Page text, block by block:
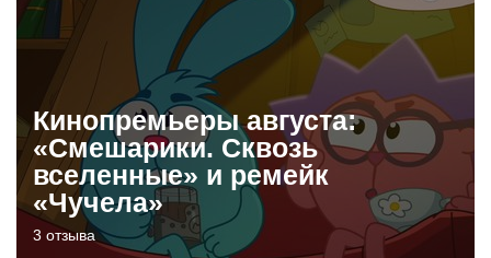
Кинопремьеры августа:
«Смешарики. Сквозь
вселенные» и ремейк
«Чучела»
3 отзыва